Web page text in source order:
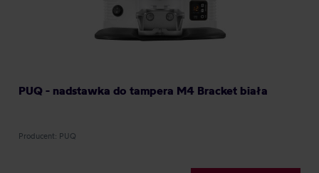
PUQ - nadstawka do tampera M4 Bracket biała
Producent: PUQ